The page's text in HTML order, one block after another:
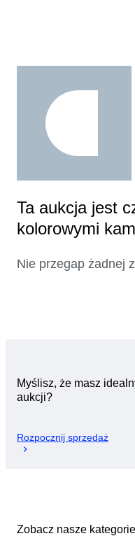
Ta aukcja jest
kolorowymi
Nie przegap żadnej
Myślisz, że masz
aukcji?
Rozpocznij sprzedaż
Zobacz nasze kategorie